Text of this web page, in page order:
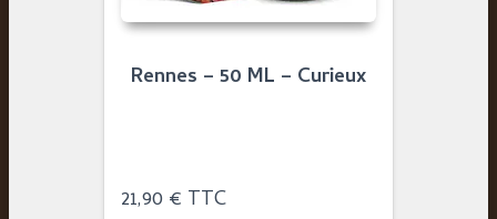
Rennes – 50 ML – Curieux
21,90 € TTC